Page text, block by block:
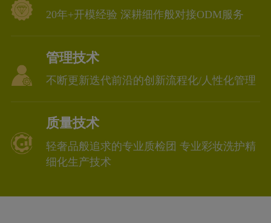
20年+开模经验 深耕细作般对接ODM服务
管理技术
不断更新迭代前沿的创新流程化/人性化管理
质量技术
轻奢品般追求的专业质检团 专业彩妆洗护精
细化生产技术